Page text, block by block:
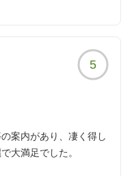
5
案内があり、凄く得し
大満足でした。